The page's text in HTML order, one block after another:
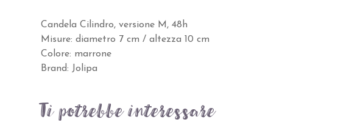
Candela Cilindro, versione M, 48h
Misure: diametro 7 cm / altezza 10 cm
Colore: marrone
Brand: Jolipa
Ti potrebbe interessare…